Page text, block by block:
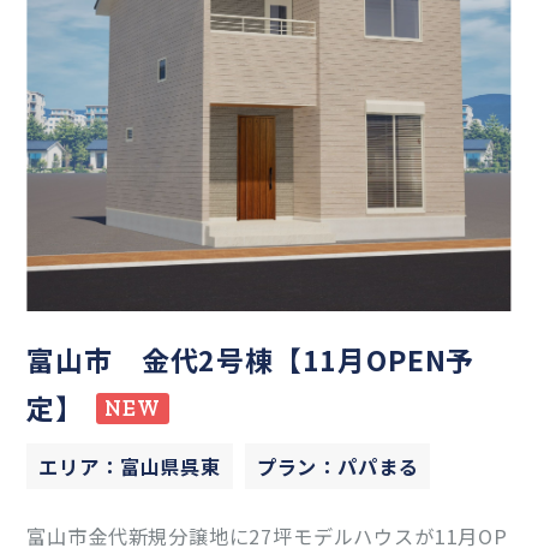
富山市 金代2号棟【11月OPEN予
定】
NEW
エリア：富山県呉東 プラン：パパまる
富山市金代新規分譲地に27坪モデルハウスが11月OP